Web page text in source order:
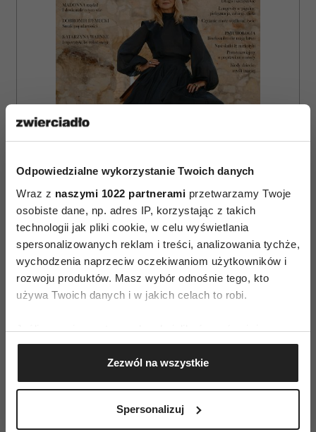
Odpowiedzialne wykorzystanie Twoich danych
Wraz z naszymi 1022 partnerami przetwarzamy Twoje
osobiste dane, np. adres IP, korzystając z takich
technologii jak pliki cookie, w celu wyświetlania
spersonalizowanych reklam i treści, analizowania tychże,
wychodzenia naprzeciw oczekiwaniom użytkowników i
rozwoju produktów. Masz wybór odnośnie tego, kto
używa Twoich danych i w jakich celach to robi.
Jeśli wyrazisz na to zgodę, chcielibyśmy również:
Gromadzić dane dotyczące Twojej lokalizacji
geograficznej z dokładnością nawet do kilku metrów
Identyfikować Twoje urządzenie, aktywnie
(fingerprinting, czyli wirtualny odcisk palca)
Zezwól na wszystkie
Spersonalizuj
ZAMÓW
WYDANIE DRUKOWANE
E-WYDANIE